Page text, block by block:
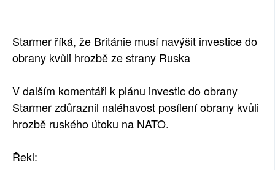
Starmer říká, že Británie musí navýšit investice do
obrany kvůli hrozbě ze strany Ruska
V dalším komentáři k plánu investic do obrany
Starmer zdůraznil naléhavost posílení obrany kvůli
hrozbě ruského útoku na NATO.
Řekl: